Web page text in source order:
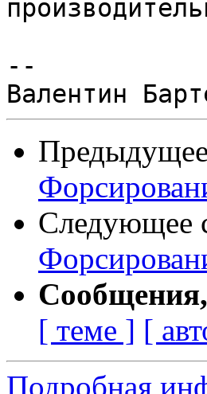
--
Следующее
[ теме ] [
Подробная